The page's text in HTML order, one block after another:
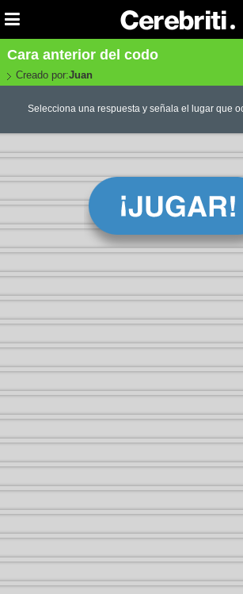
Cara anterior del codo
Creado por:Juan
Selecciona una respuesta y señala el lugar que